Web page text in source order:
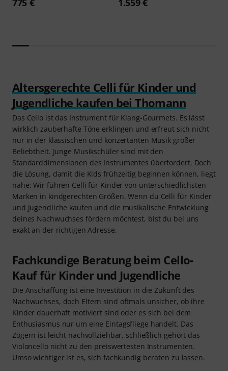
775 € 1.559 €
Altersgerechte Celli für Kinder und
Jugendliche kaufen bei Thomann
Das Cello ist das Instrument für Klang-Gourmets. Es lässt
wirklich zauberhafte Töne erklingen und erfreut sich nicht
nur in der klassischen und konzertanten Musik großer
Beliebtheit. Junge Musikschüler sind mit den
Standarddimensionen des Instrumentes überfordert. Doch
die Lösung, damit die Kids frühzeitig beginnen können, liegt
nahe: Wir führen Celli für Kinder von unterschiedlichsten
Marken in kindgerechten Größen. Wenn du Celli für Kinder
und Jugendliche kaufen und die musikalische Entwicklung
deines Nachwuchses fördern möchtest, bist du bei uns
exakt an der richtigen Adresse.
Fachkundige Beratung beim Cello-
Kauf für Kinder und Jugendliche
Die Anschaffung ist eine Investition in die Zukunft des
Nachwuchses, doch Eltern sind oftmals unsicher, ob ihre
Kinder dauerhaft motiviert sind oder es sich bei dem
Enthusiasmus nur um eine Eintagsfliege handelt. Das
Zögern ist leicht nachvollziehbar, schließlich gehört das
Violoncello nicht zu den preiswertesten Instrumenten.
Umso wichtiger ist es, sich fachkundig beraten zu lassen.